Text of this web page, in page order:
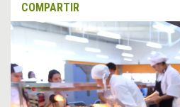
COMPARTIR